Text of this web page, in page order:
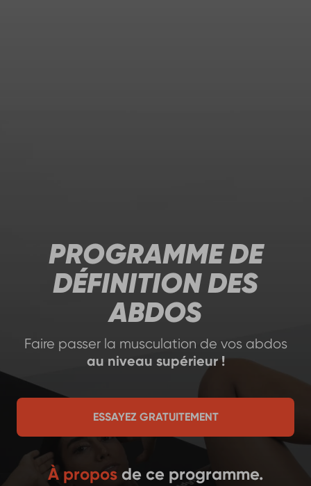
PROGRAMME DE
DÉFINITION DES
ABDOS
Faire passer la musculation de vos abdos
au niveau supérieur !
ESSAYEZ GRATUITEMENT
À propos de ce programme.